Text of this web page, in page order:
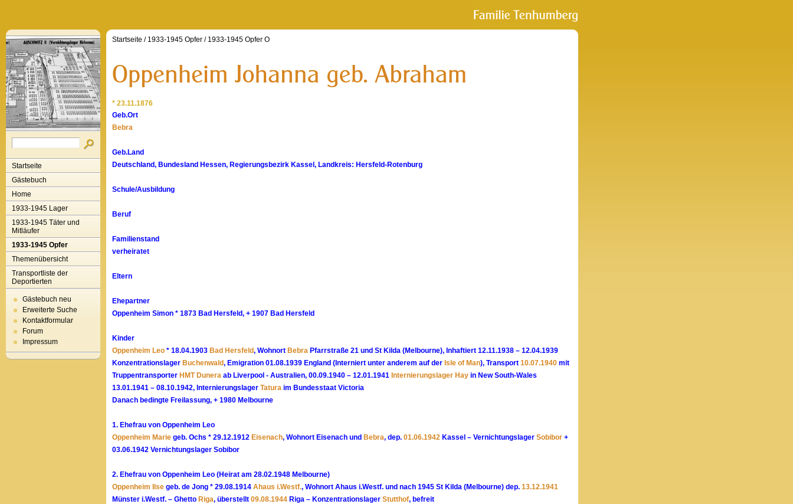
Startseite
Gästebuch
Home
1933-1945 Lager
1933-1945 Täter und
Mitläufer
1933-1945 Opfer
Themenübersicht
Transportliste der
Deportierten
Gästebuch neu
Erweiterte Suche
Kontaktformular
Forum
Impressum
Startseite / 1933-1945 Opfer / 1933-1945 Opfer O
* 23.11.1876
Geb.Ort
Bebra
Geb.Land
Deutschland, Bundesland Hessen, Regierungsbezirk Kassel, Landkreis: Hersfeld-Rotenburg
Schule/Ausbildung
Beruf
Familienstand
verheiratet
Eltern
Ehepartner
Oppenheim Simon * 1873 Bad Hersfeld, + 1907 Bad Hersfeld
Kinder
Oppenheim Leo * 18.04.1903 Bad Hersfeld, Wohnort Bebra Pfarrstraße 21 und St Kilda (Melbourne), Inhaftiert 12.11.1938 – 12.04.1939
Konzentrationslager Buchenwald, Emigration 01.08.1939 England (Interniert unter anderem auf der Isle of Man), Transport 10.07.1940 mit
Truppentransporter HMT Dunera ab Liverpool - Australien, 00.09.1940 – 12.01.1941 Internierungslager Hay in New South-Wales
13.01.1941 – 08.10.1942, Internierungslager Tatura im Bundesstaat Victoria
Danach bedingte Freilassung, + 1980 Melbourne
1. Ehefrau von Oppenheim Leo
Oppenheim Marie geb. Ochs * 29.12.1912 Eisenach, Wohnort Eisenach und Bebra, dep. 01.06.1942 Kassel – Vernichtungslager Sobibor +
03.06.1942 Vernichtungslager Sobibor
2. Ehefrau von Oppenheim Leo (Heirat am 28.02.1948 Melbourne)
Oppenheim Ilse geb. de Jong * 29.08.1914 Ahaus i.Westf., Wohnort Ahaus i.Westf. und nach 1945 St Kilda (Melbourne) dep. 13.12.1941
Münster i.Westf. – Ghetto Riga, überstellt 09.08.1944 Riga – Konzentrationslager Stutthof, befreit